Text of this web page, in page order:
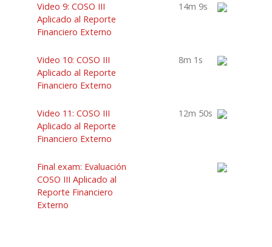
Video 9: COSO III
Aplicado al Reporte
Financiero Externo
14m 9s
Video 10: COSO III
Aplicado al Reporte
Financiero Externo
8m 1s
Video 11: COSO III
Aplicado al Reporte
Financiero Externo
12m 50s
Final exam: Evaluación
COSO III Aplicado al
Reporte Financiero
Externo